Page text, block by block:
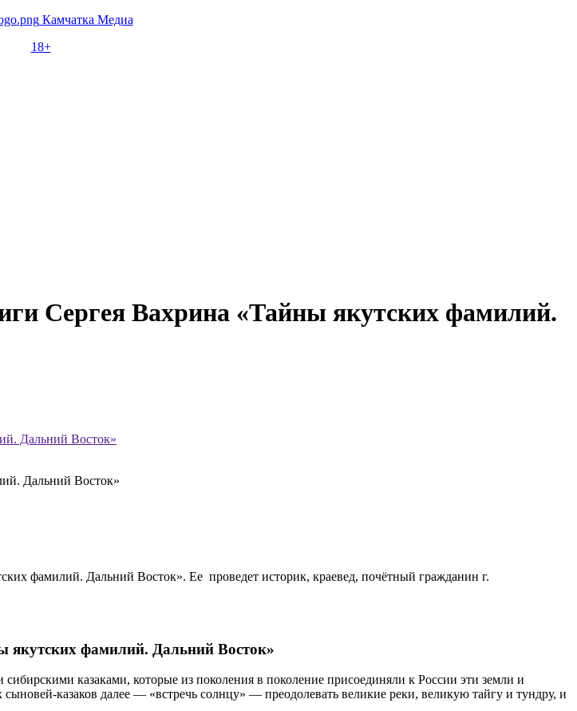
Камчатка Медиа
18+
Сергея Вахрина «Тайны якутских фамилий.
Дальний Восток»
фамилий. Дальний Восток». Ее проведет историк, краевед, почётный гражданин г.
якутских фамилий. Дальний Восток»
казаками, которые из поколения в поколение присоединяли к России эти земли и
казаков далее — «встречь солнцу» — преодолевать великие реки, великую тайгу и тундру, и